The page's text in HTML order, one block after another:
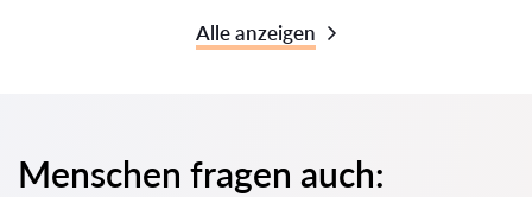
Alle anzeigen
Menschen fragen auch: